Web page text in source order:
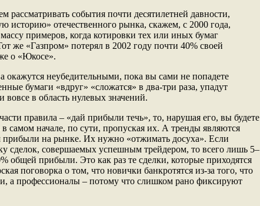
рассматривать события почти десятилетней давности,
историю» отечественного рынка, скажем, с 2000 года,
примеров, когда котировки тех или иных бумаг
же «Газпром» потерял в 2002 году почти 40% своей
о «Юкосе».
окажутся неубедительными, пока вы сами не попадете
бумаги «вдруг» «сложатся» в два-три раза, упадут
вовсе в область нулевых значений.
правила – «дай прибыли течь», то, нарушая его, вы будете
в самом начале, по сути, пропуская их. А тренды являются
на рынке. Их нужно «отжимать досуха». Если
сделок, совершаемых успешным трейдером, то всего лишь 5–
общей прибыли. Это как раз те сделки, которые приходятся
поговорка о том, что новички банкротятся из-за того, что
а профессионалы – потому что слишком рано фиксируют